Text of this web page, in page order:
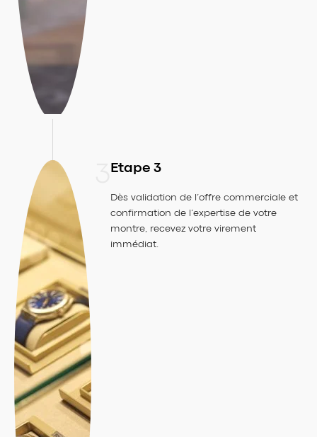
Etape 3
Dès validation de l’offre commerciale et
confirmation de l’expertise de votre
montre, recevez votre virement
immédiat.